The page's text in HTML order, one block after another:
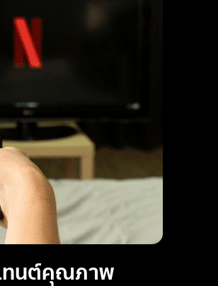
ทนต์คุณภาพ